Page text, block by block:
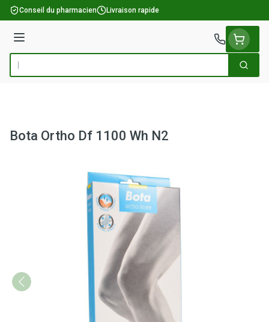
Aller au contenu
Conseil du pharmacien Livraison rapide
Menu
Rechercher
Bota Ortho Df 1100 Wh N2